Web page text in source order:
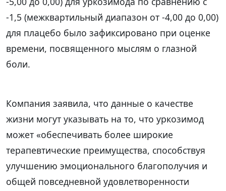
-1,5 (межквартильный диапазон от -4,00 до 0,00)
для плацебо было зафиксировано при оценке
времени, посвященного мыслям о глазной
боли.
Компания заявила, что данные о качестве
жизни могут указывать на то, что уркозимод
может «обеспечивать более широкие
терапевтические преимущества, способствуя
улучшению эмоционального благополучия и
общей повседневной удовлетворенности